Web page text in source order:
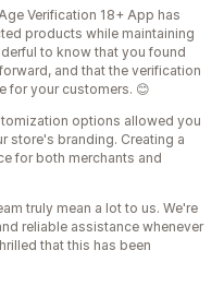
Verification 18+ App has
products while maintaining
to know that you found
and that the verification
for your customers. 😊
options allowed you
store's branding. Creating a
for both merchants and
truly mean a lot to us. We're
reliable assistance whenever
that this has been